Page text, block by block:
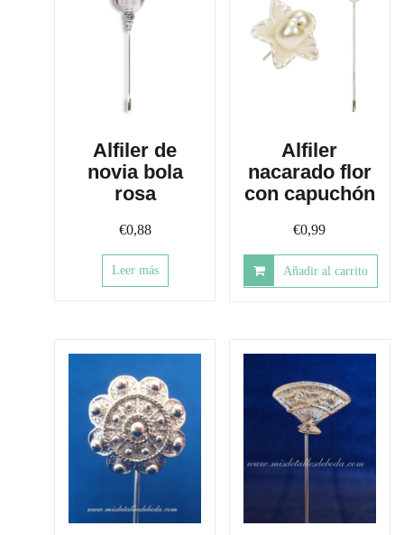
Alfiler de
novia bola
rosa
€0,88
Leer más
Alfiler
nacarado flor
con capuchón
€0,99
Añadir al carrito